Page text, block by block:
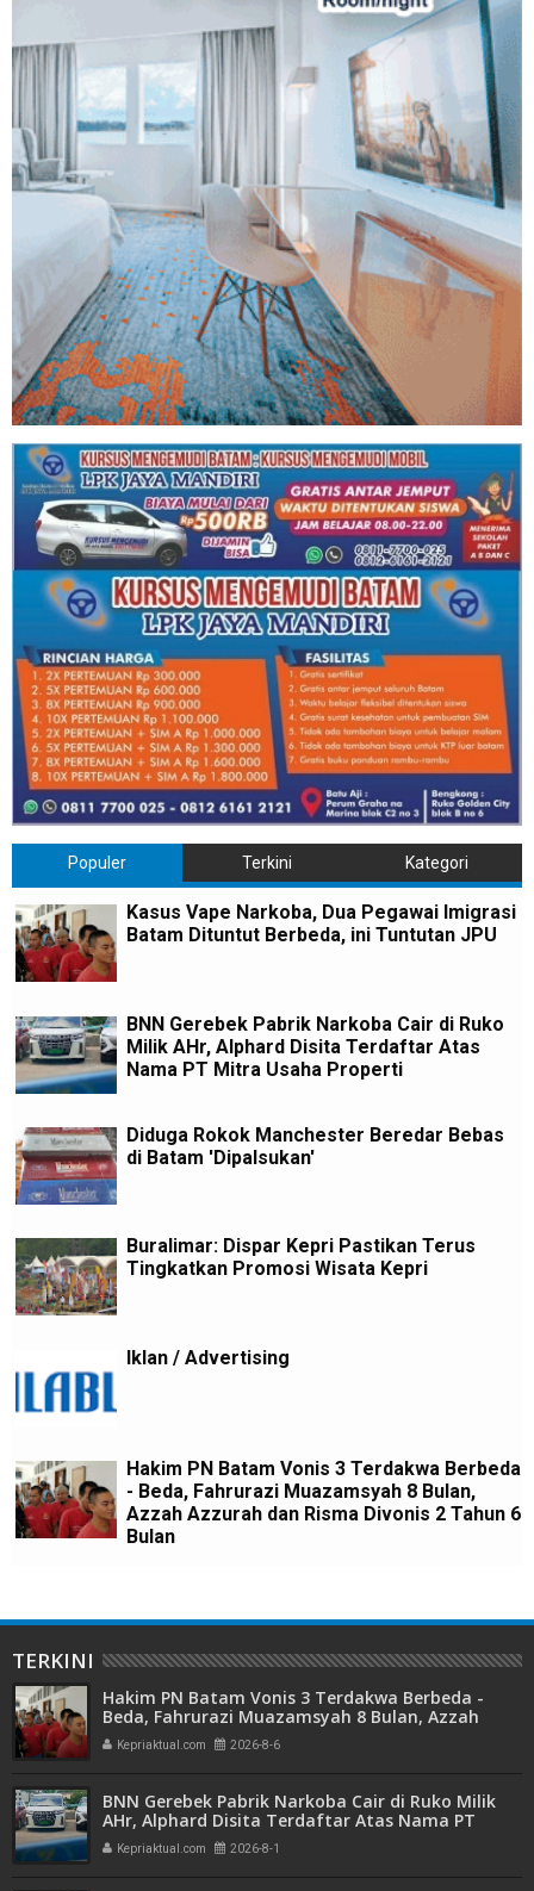
Populer Terkini Kategori
Kasus Vape Narkoba, Dua Pegawai Imigrasi
Batam Dituntut Berbeda, ini Tuntutan JPU
BNN Gerebek Pabrik Narkoba Cair di Ruko
Milik AHr, Alphard Disita Terdaftar Atas
Nama PT Mitra Usaha Properti
Diduga Rokok Manchester Beredar Bebas
di Batam 'Dipalsukan'
Buralimar: Dispar Kepri Pastikan Terus
Tingkatkan Promosi Wisata Kepri
Iklan / Advertising
Hakim PN Batam Vonis 3 Terdakwa Berbeda
- Beda, Fahrurazi Muazamsyah 8 Bulan,
Azzah Azzurah dan Risma Divonis 2 Tahun 6
Bulan
TERKINI
Hakim PN Batam Vonis 3 Terdakwa Berbeda -
Beda, Fahrurazi Muazamsyah 8 Bulan, Azzah
Azzurah dan Risma Divonis 2 Tahun 6 Bulan
Kepriaktual.com 2026-8-6
BNN Gerebek Pabrik Narkoba Cair di Ruko Milik
AHr, Alphard Disita Terdaftar Atas Nama PT
Mitra Usaha Properti
Kepriaktual.com 2026-8-1